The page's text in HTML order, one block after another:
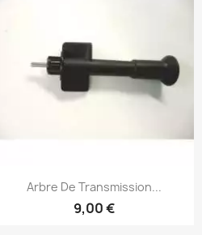
 Aperçu rapide
Arbre De Transmission...
9,00 €